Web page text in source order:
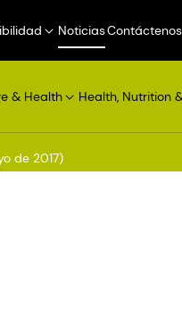
NoticiasContáctenos
& Health Health, Nutrition
de 2017)